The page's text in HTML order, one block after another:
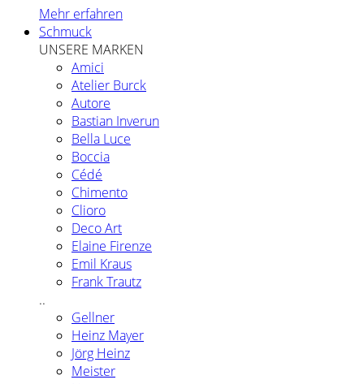
Mehr erfahren
Schmuck
UNSERE MARKEN
Amici
Atelier Burck
Autore
Bastian Inverun
Bella Luce
Boccia
Cédé
Chimento
Clioro
Deco Art
Elaine Firenze
Emil Kraus
Frank Trautz
..
Gellner
Heinz Mayer
Jörg Heinz
Meister